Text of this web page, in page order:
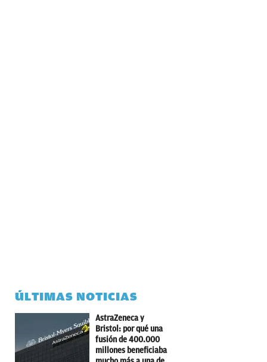
ÚLTIMAS NOTICIAS
AstraZeneca y
Bristol: por qué una
fusión de 400.000
millones beneficiaba